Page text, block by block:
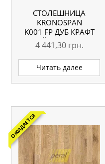
СТОЛЕШНИЦА
KRONOSPAN
K001 FP ДУБ КРАФТ
БЕЛЫЙ 4100X600X38
ММ
4 441,30 грн.
Читать далее
ОЖИДАЕТСЯ